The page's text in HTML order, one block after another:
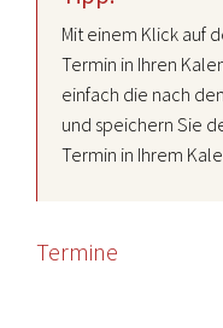
Mit einem Klick auf
Termin in Ihren
einfach die nach
und speichern Sie
Termin in Ihrem
Termine